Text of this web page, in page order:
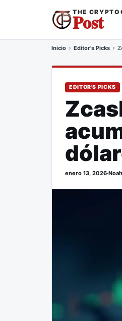
THE
Post
Inicio Editor's Picks
EDITOR'S PICKS
enero 13, 2026·